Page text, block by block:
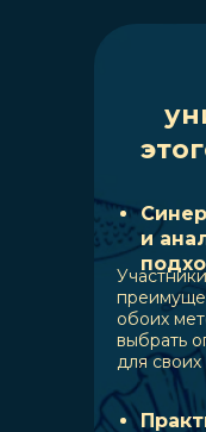
и
обоих
выбрать
для